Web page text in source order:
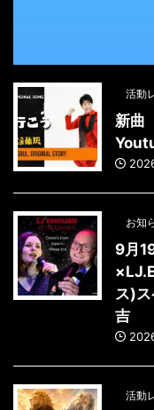
活動
新曲
お知
9月
ス)
吉
活動